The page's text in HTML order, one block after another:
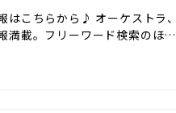
はこちらから♪ オーケストラ
満載。フリーワード検索のほ…